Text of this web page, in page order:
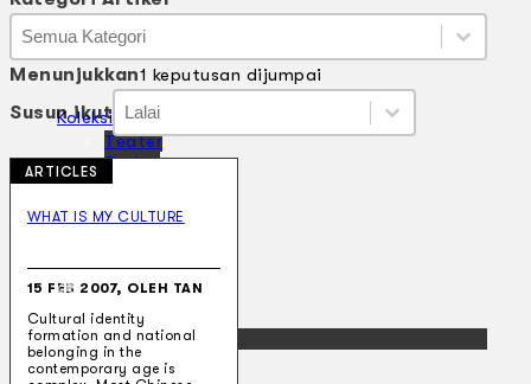
Koleksi Kami
Teater
Tarian
Artikel
Sejarah Lisan
Hubungi Kami
BM
EN
Kategori Artikel
Kategori Artikel
Kategori Artikel
Menunjukkan1 keputusan dijumpai
Susun ikut Susun ikut
Susun ikut
Susun ikut
ARTICLES
WHAT IS MY CULTURE
15 FEB 2007, OLEH TAN
Cultural identity
formation and national
belonging in the
contemporary age is